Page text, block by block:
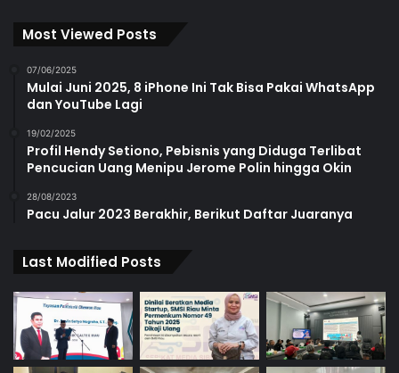
Most Viewed Posts
07/06/2025
Mulai Juni 2025, 8 iPhone Ini Tak Bisa Pakai WhatsApp
dan YouTube Lagi
19/02/2025
Profil Hendy Setiono, Pebisnis yang Diduga Terlibat
Pencucian Uang Menipu Jerome Polin hingga Okin
28/08/2023
Pacu Jalur 2023 Berakhir, Berikut Daftar Juaranya
Last Modified Posts